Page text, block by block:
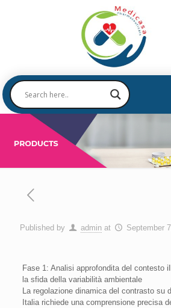
Published by admin at September
Fase 1: Analisi approfondita del contesto
la sfida della variabilità ambientale
La regolazione dinamica del contrasto su
Italia richiede una comprensione precisa